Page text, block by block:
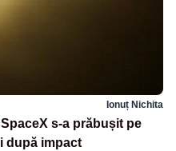
Ionuț Nichita
s-a prăbușit pe
după impact